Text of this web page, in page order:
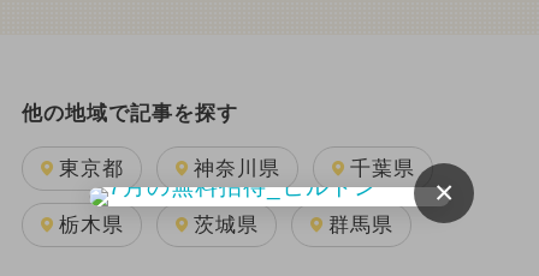
他の地域で記事を探す
東京都 神奈川県 千葉県
栃木県 茨城県 群馬県
×